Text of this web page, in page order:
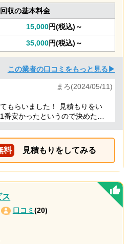
収の基本料金
15,000円(税込)～
35,000円(税込)～
この業者の口コミをもっと見る▶
まろ(2024/05/11)
もらいました！ 見積もりをい
安かったというので決めたの
いました！
料 見積もりをしてみる
ス
口コミ (20)